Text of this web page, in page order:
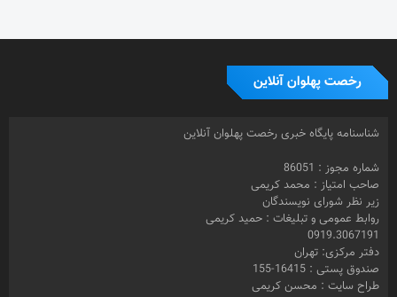
رخصت پهلوان آنلاین
شناسنامه پایگاه خبری رخصت پهلوان آنلاین
شماره مجوز : 86051
صاحب امتیاز : محمد کریمی
زیر نظر شورای نویسندگان
روابط عمومی و تبلیغات : حمید کریمی
0919.3067191
دفتر مرکزی: تهران
صندوق پستی : 16415-155
طراح سایت : محسن کریمی